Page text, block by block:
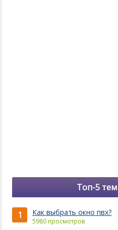
Топ-5
1 Как выбрать окно пвх?
5980 просмотров